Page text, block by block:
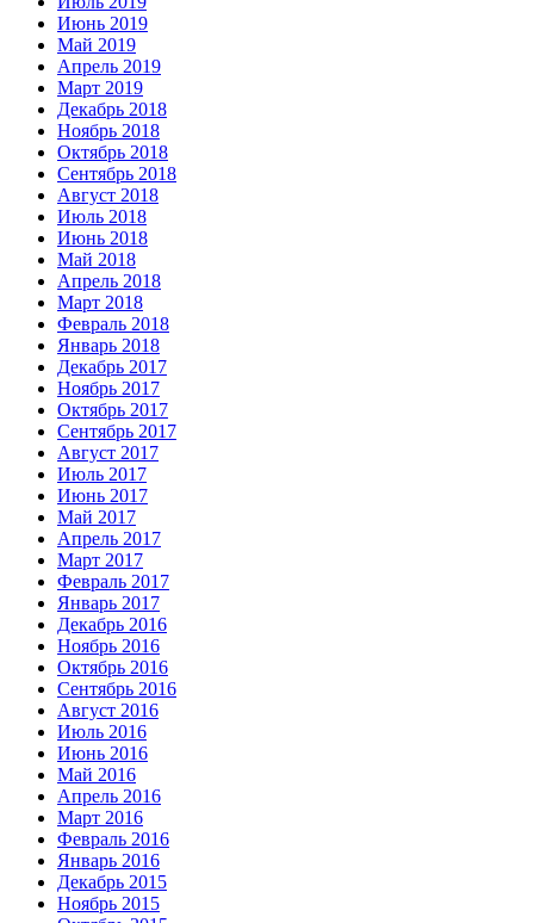
Июнь 2019
Май 2019
Апрель 2019
Март 2019
Декабрь 2018
Ноябрь 2018
Октябрь 2018
Сентябрь 2018
Август 2018
Июль 2018
Июнь 2018
Май 2018
Апрель 2018
Март 2018
Февраль 2018
Январь 2018
Декабрь 2017
Ноябрь 2017
Октябрь 2017
Сентябрь 2017
Август 2017
Июль 2017
Июнь 2017
Май 2017
Апрель 2017
Март 2017
Февраль 2017
Январь 2017
Декабрь 2016
Ноябрь 2016
Октябрь 2016
Сентябрь 2016
Август 2016
Июль 2016
Июнь 2016
Май 2016
Апрель 2016
Март 2016
Февраль 2016
Январь 2016
Декабрь 2015
Ноябрь 2015